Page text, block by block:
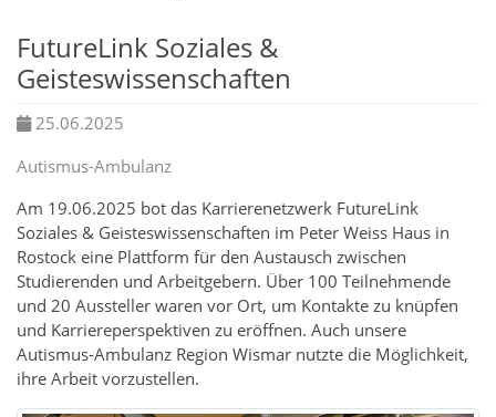
FutureLink Soziales &
Geisteswissenschaften
25.06.2025
Autismus-Ambulanz
Am 19.06.2025 bot das Karrierenetzwerk FutureLink
Soziales & Geisteswissenschaften im Peter Weiss Haus in
Rostock eine Plattform für den Austausch zwischen
Studierenden und Arbeitgebern. Über 100 Teilnehmende
und 20 Aussteller waren vor Ort, um Kontakte zu knüpfen
und Karriereperspektiven zu eröffnen. Auch unsere
Autismus-Ambulanz Region Wismar nutzte die Möglichkeit,
ihre Arbeit vorzustellen.